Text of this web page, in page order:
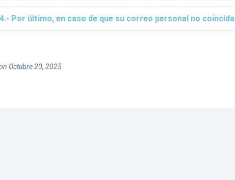
4.- Por último, en caso de que su correo personal no coincida
Octubre 20, 2025